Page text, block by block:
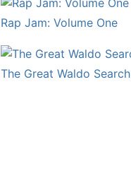
Rap Jam: Volume One
The Great Waldo Search